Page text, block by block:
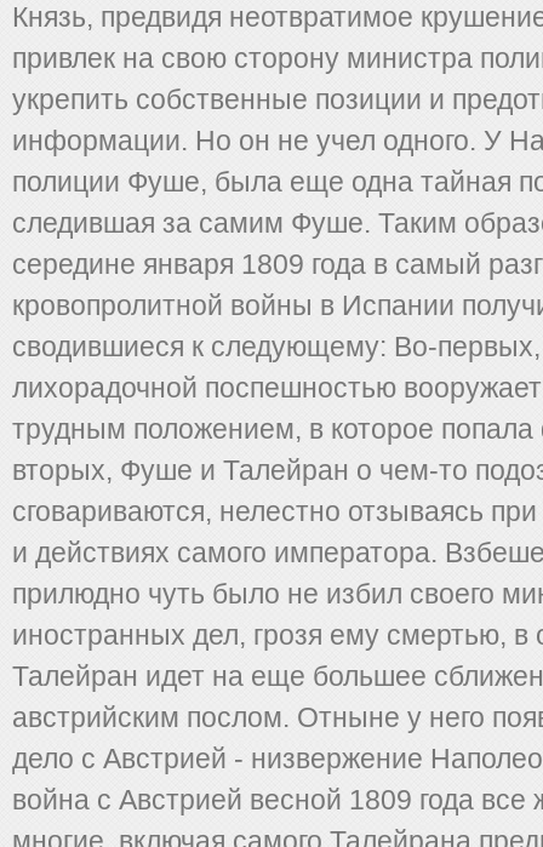
Князь, предвидя неотвратимое
привлек на свою сторону министра
укрепить собственные позиции и
информации. Но он не учел одного. У
полиции Фуше, была еще одна тайная
следившая за самим Фуше. Таким
середине января 1809 года в самый
кровопролитной войны в Испании
сводившиеся к следующему: Во-
лихорадочной поспешностью
трудным положением, в которое
вторых, Фуше и Талейран о чем-то
сговариваются, нелестно отзываясь
и действиях самого императора.
прилюдно чуть было не избил своего
иностранных дел, грозя ему смертью, в
Талейран идет на еще большее
австрийским послом. Отныне у него
дело с Австрией - низвержение
война с Австрией весной 1809 года все